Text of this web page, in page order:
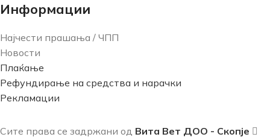
Информации
Најчести прашања / ЧПП
Новости
Плаќање
Рефундирање на средства и нарачки
Рекламации
Сите права се задржани од Вита Вет ДОО - Скопје